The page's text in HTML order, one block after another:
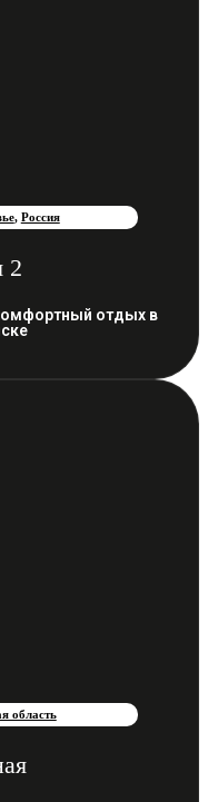
, Россия
2
отдых в
область